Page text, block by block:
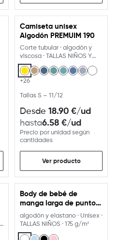
USA EL PERSONALIZADOR
Camiseta unisex
Algodón PREMUIM 190
Corte tubular · algodón y
viscosa · TALLAS NIÑOS Y
ADULTO · camiseta
+26
Tallas S – 11/12
Desde 18.90 €/ud
hasta6.58 €/ud
Precio por unidad según
cantidades
Ver producto
Body de bebé de
manga larga de punto
liso
algodón y elastano · Unisex ·
TALLAS NIÑOS · 175 g/m²